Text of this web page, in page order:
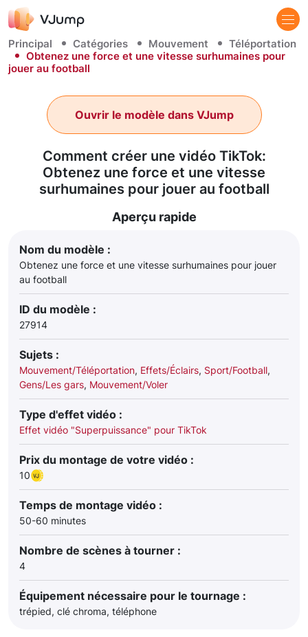
Principal Catégories Mouvement
Téléportation
Obtenez une force et une vitesse surhumaines pour
jouer au football
Comment créer une vidéo TikTok:
Obtenez une force et une vitesse
surhumaines pour jouer au football
Ouvrir le modèle dans VJump
Aperçu rapide
Nom du modèle :
Obtenez une force et une vitesse surhumaines pour jouer
au football
ID du modèle :
27914
Sujets :
Mouvement/Téléportation, Effets/Éclairs, Sport/Football,
Gens/Les gars, Mouvement/Voler
Type d'effet vidéo :
Effet vidéo "Superpuissance" pour TikTok
Prix du montage de votre vidéo :
10
Temps de montage vidéo :
50-60 minutes
Nombre de scènes à tourner :
4
Équipement nécessaire pour le tournage :
trépied, clé chroma, téléphone